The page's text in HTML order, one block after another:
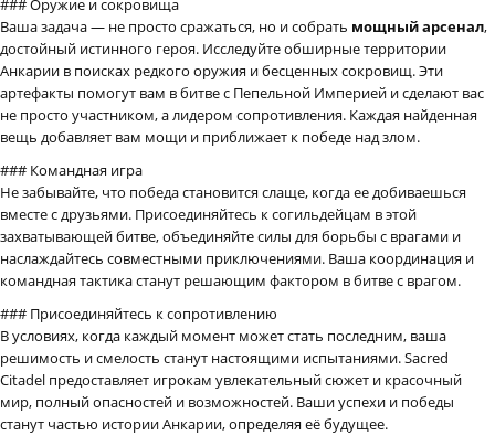
### Оружие и сокровища
Ваша задача — не просто сражаться, но и собрать мощный арсенал,
достойный истинного героя. Исследуйте обширные территории
Анкарии в поисках редкого оружия и бесценных сокровищ. Эти
артефакты помогут вам в битве с Пепельной Империей и сделают вас
не просто участником, а лидером сопротивления. Каждая найденная
вещь добавляет вам мощи и приближает к победе над злом.
### Командная игра
Не забывайте, что победа становится слаще, когда ее добиваешься
вместе с друзьями. Присоединяйтесь к согильдейцам в этой
захватывающей битве, объединяйте силы для борьбы с врагами и
наслаждайтесь совместными приключениями. Ваша координация и
командная тактика станут решающим фактором в битве с врагом.
### Присоединяйтесь к сопротивлению
В условиях, когда каждый момент может стать последним, ваша
решимость и смелость станут настоящими испытаниями. Sacred
Citadel предоставляет игрокам увлекательный сюжет и красочный
мир, полный опасностей и возможностей. Ваши успехи и победы
станут частью истории Анкарии, определяя её будущее.